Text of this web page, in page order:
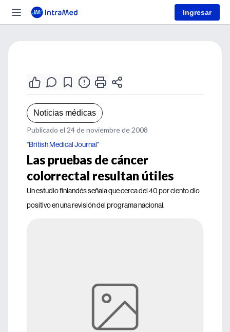
Ingresar
Noticias médicas
Publicado el 24 de noviembre de 2008
"British Medical Journal"
Las pruebas de cáncer
colorrectal resultan útiles
Un estudio finlandés señala que cerca del 40 por ciento dio
positivo en una revisión del programa nacional.